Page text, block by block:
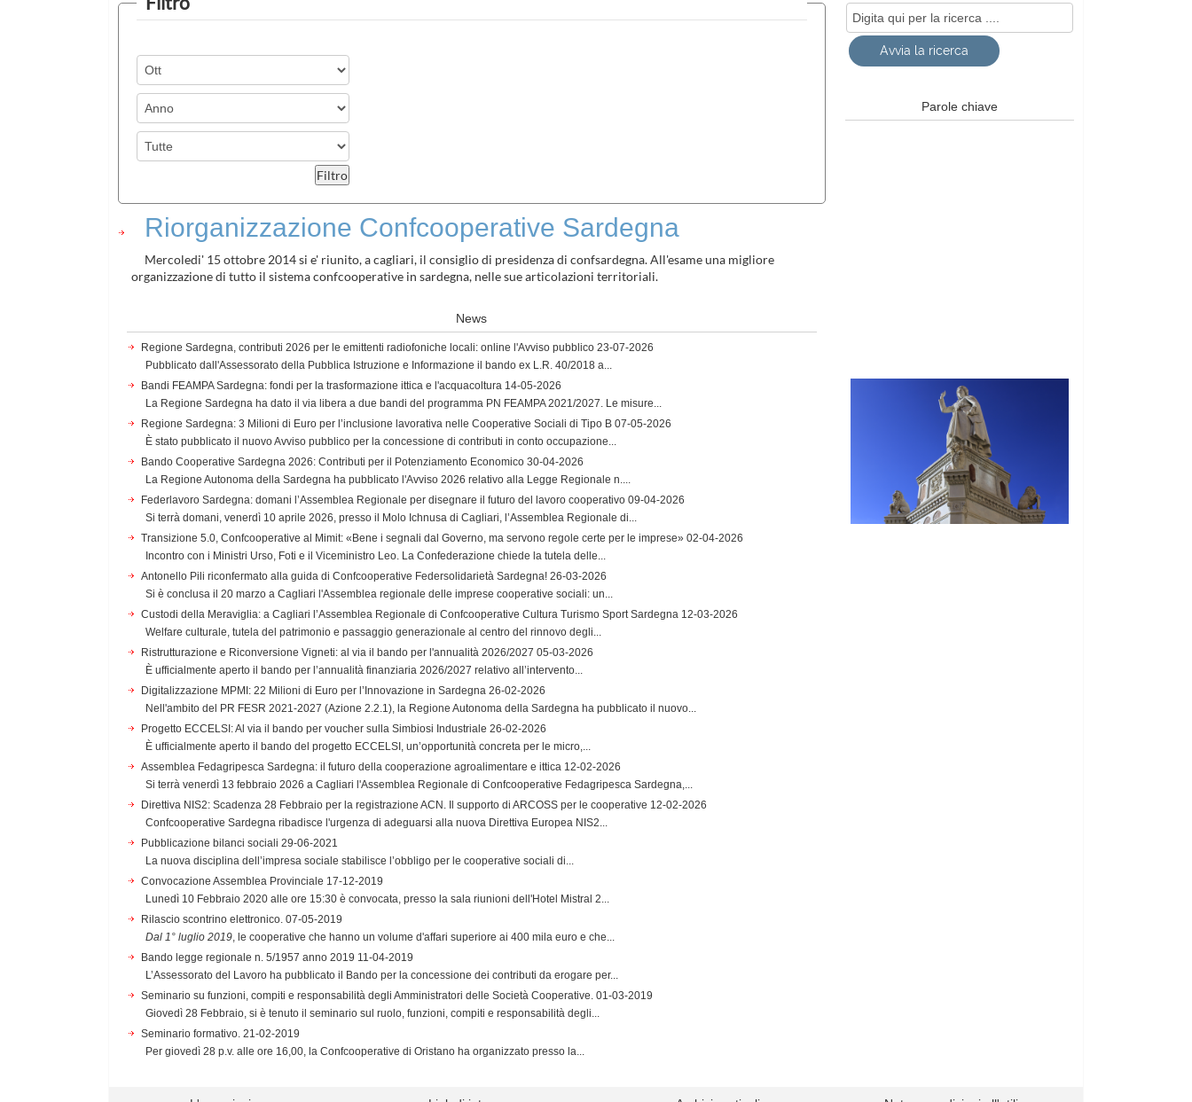
Riorganizzazione Confcooperative Sardegna
Mercoledi' 15 ottobre 2014 si e' riunito, a cagliari, il consiglio di presidenza di confsardegna. All'esame una migliore
organizzazione di tutto il sistema confcooperative in sardegna, nelle sue articolazioni territoriali.
News
Regione Sardegna, contributi 2026 per le emittenti radiofoniche locali: online l'Avviso pubblico 23-07-2026
Pubblicato dall'Assessorato della Pubblica Istruzione e Informazione il bando ex L.R. 40/2018 a...
Bandi FEAMPA Sardegna: fondi per la trasformazione ittica e l'acquacoltura 14-05-2026
La Regione Sardegna ha dato il via libera a due bandi del programma PN FEAMPA 2021/2027. Le misure...
Regione Sardegna: 3 Milioni di Euro per l’inclusione lavorativa nelle Cooperative Sociali di Tipo B 07-05-2026
È stato pubblicato il nuovo Avviso pubblico per la concessione di contributi in conto occupazione...
Bando Cooperative Sardegna 2026: Contributi per il Potenziamento Economico 30-04-2026
La Regione Autonoma della Sardegna ha pubblicato l'Avviso 2026 relativo alla Legge Regionale n....
Federlavoro Sardegna: domani l’Assemblea Regionale per disegnare il futuro del lavoro cooperativo 09-04-2026
Si terrà domani, venerdì 10 aprile 2026, presso il Molo Ichnusa di Cagliari, l’Assemblea Regionale di...
Transizione 5.0, Confcooperative al Mimit: «Bene i segnali dal Governo, ma servono regole certe per le imprese» 02-04-2026
Incontro con i Ministri Urso, Foti e il Viceministro Leo. La Confederazione chiede la tutela delle...
Antonello Pili riconfermato alla guida di Confcooperative Federsolidarietà Sardegna! 26-03-2026
Si è conclusa il 20 marzo a Cagliari l'Assemblea regionale delle imprese cooperative sociali: un...
Custodi della Meraviglia: a Cagliari l’Assemblea Regionale di Confcooperative Cultura Turismo Sport Sardegna 12-03-2026
Welfare culturale, tutela del patrimonio e passaggio generazionale al centro del rinnovo degli...
Ristrutturazione e Riconversione Vigneti: al via il bando per l'annualità 2026/2027 05-03-2026
È ufficialmente aperto il bando per l’annualità finanziaria 2026/2027 relativo all’intervento...
Digitalizzazione MPMI: 22 Milioni di Euro per l’Innovazione in Sardegna 26-02-2026
Nell'ambito del PR FESR 2021-2027 (Azione 2.2.1), la Regione Autonoma della Sardegna ha pubblicato il nuovo...
Progetto ECCELSI: Al via il bando per voucher sulla Simbiosi Industriale 26-02-2026
È ufficialmente aperto il bando del progetto ECCELSI, un’opportunità concreta per le micro,...
Assemblea Fedagripesca Sardegna: il futuro della cooperazione agroalimentare e ittica 12-02-2026
Si terrà venerdì 13 febbraio 2026 a Cagliari l'Assemblea Regionale di Confcooperative Fedagripesca Sardegna,...
Direttiva NIS2: Scadenza 28 Febbraio per la registrazione ACN. Il supporto di ARCOSS per le cooperative 12-02-2026
Confcooperative Sardegna ribadisce l'urgenza di adeguarsi alla nuova Direttiva Europea NIS2...
Pubblicazione bilanci sociali 29-06-2021
La nuova disciplina dell’impresa sociale stabilisce l’obbligo per le cooperative sociali di...
Convocazione Assemblea Provinciale 17-12-2019
Lunedì 10 Febbraio 2020 alle ore 15:30 è convocata, presso la sala riunioni dell'Hotel Mistral 2...
Rilascio scontrino elettronico. 07-05-2019
Dal 1° luglio 2019 , le cooperative che hanno un volume d'affari superiore ai 400 mila euro e che...
Bando legge regionale n. 5/1957 anno 2019 11-04-2019
L’Assessorato del Lavoro ha pubblicato il Bando per la concessione dei contributi da erogare per...
Seminario su funzioni, compiti e responsabilità degli Amministratori delle Società Cooperative. 01-03-2019
Giovedì 28 Febbraio, si è tenuto il seminario sul ruolo, funzioni, compiti e responsabilità degli...
Seminario formativo. 21-02-2019
Per giovedì 28 p.v. alle ore 16,00, la Confcooperative di Oristano ha organizzato presso la...
Parole chiave